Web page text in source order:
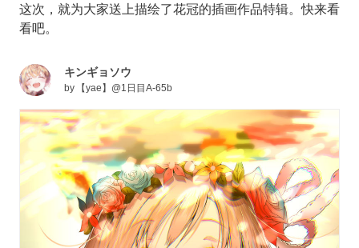
这次，就为大家送上描绘了花冠的插画作品特辑。快来看
看吧。
キンギョソウ
by 【yae】@1日目A-65b